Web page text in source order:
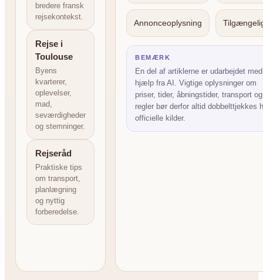
bredere fransk
rejsekontekst.
Rejse i
Toulouse
Byens
kvarterer,
oplevelser,
mad,
seværdigheder
og stemninger.
Rejseråd
Praktiske tips
om transport,
planlægning
og nyttig
forberedelse.
Annonceoplysning
BEMÆRK
En del af artiklerne er udarbejdet med
hjælp fra AI. Vigtige oplysninger om
priser, tider, åbningstider, transport og
regler bør derfor altid dobbelttjekkes
officielle kilder.